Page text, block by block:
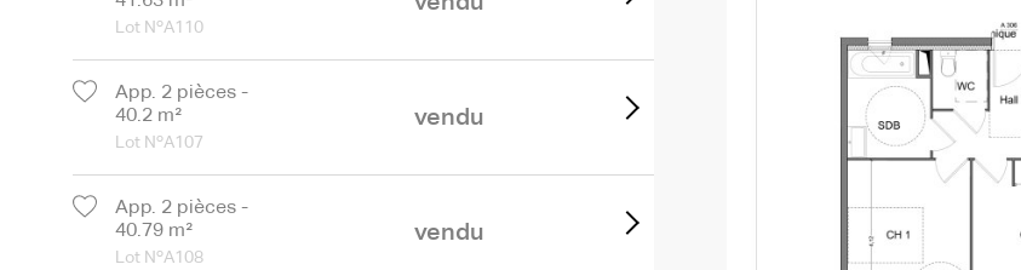
Lot NºA110
App. 2 pièces -
40.2 m²
Lot NºA107
vendu
App. 2 pièces -
40.79 m²
Lot NºA108
vendu